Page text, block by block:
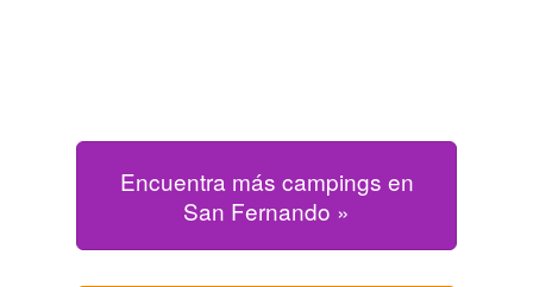
Encuentra más campings en
San Fernando »